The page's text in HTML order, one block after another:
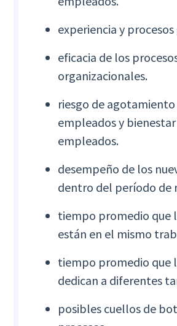
experiencia y
eficacia de los
organizacionales.
riesgo de
empleados y
empleados.
desempeño de los
dentro del período de
tiempo promedio que
están en el mismo
tiempo promedio que
dedican a diferentes
posibles cuellos de